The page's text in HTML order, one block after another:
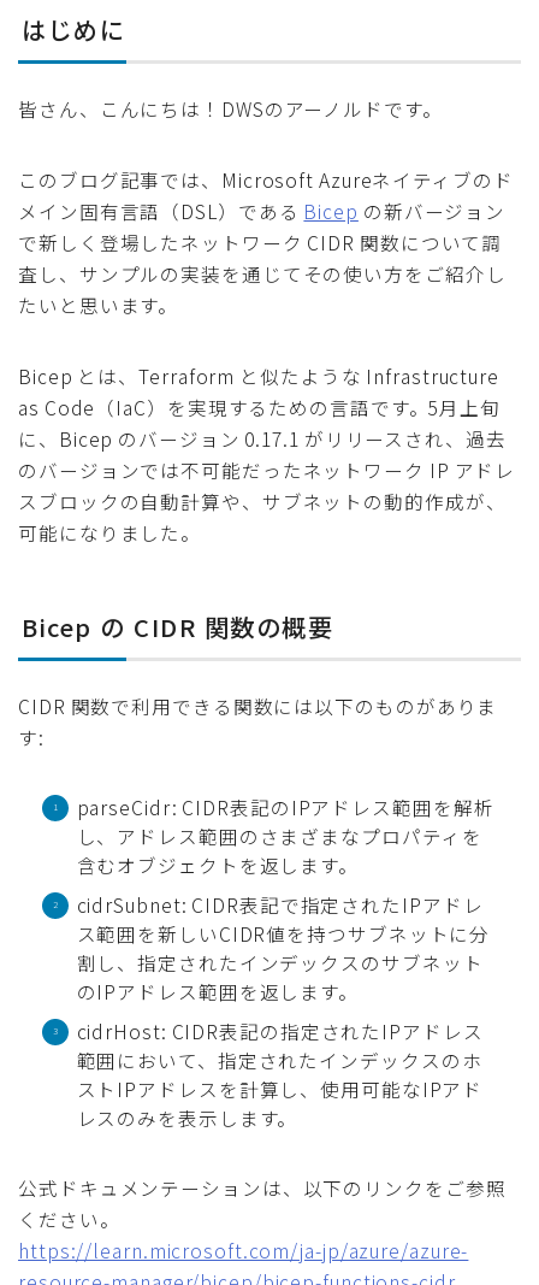
はじめに
皆さん、こんにちは！DWSのアーノルドです。
このブログ記事では、Microsoft Azureネイティブのド
メイン固有言語（DSL）である Bicep の新バージョン
で新しく登場したネットワーク CIDR 関数について調
査し、サンプルの実装を通じてその使い方をご紹介し
たいと思います。
Bicep とは、Terraform と似たような Infrastructure
as Code（IaC）を実現するための言語です。5月上旬
に、Bicep のバージョン 0.17.1 がリリースされ、過去
のバージョンでは不可能だったネットワーク IP アドレ
スブロックの自動計算や、サブネットの動的作成が、
可能になりました。
Bicep の CIDR 関数の概要
CIDR 関数で利用できる関数には以下のものがありま
す:
parseCidr: CIDR表記のIPアドレス範囲を解析
し、アドレス範囲のさまざまなプロパティを
含むオブジェクトを返します。
cidrSubnet: CIDR表記で指定されたIPアドレ
ス範囲を新しいCIDR値を持つサブネットに分
割し、指定されたインデックスのサブネット
のIPアドレス範囲を返します。
cidrHost: CIDR表記の指定されたIPアドレス
範囲において、指定されたインデックスのホ
ストIPアドレスを計算し、使用可能なIPアド
レスのみを表示します。
公式ドキュメンテーションは、以下のリンクをご参照
ください。
https://learn.microsoft.com/ja-jp/azure/azure-